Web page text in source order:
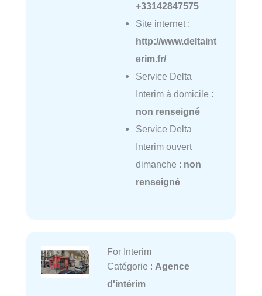
+33142847575
Site internet :
http://www.deltaint
erim.fr/
Service Delta
Interim à domicile :
non renseigné
Service Delta
Interim ouvert
dimanche : non
renseigné
For Interim
Catégorie : Agence
d'intérim